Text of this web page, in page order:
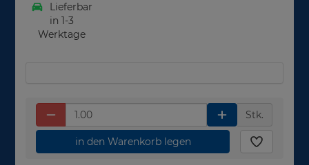
Lieferbar
in 1-3
Werktage
Stk.
in den Warenkorb legen